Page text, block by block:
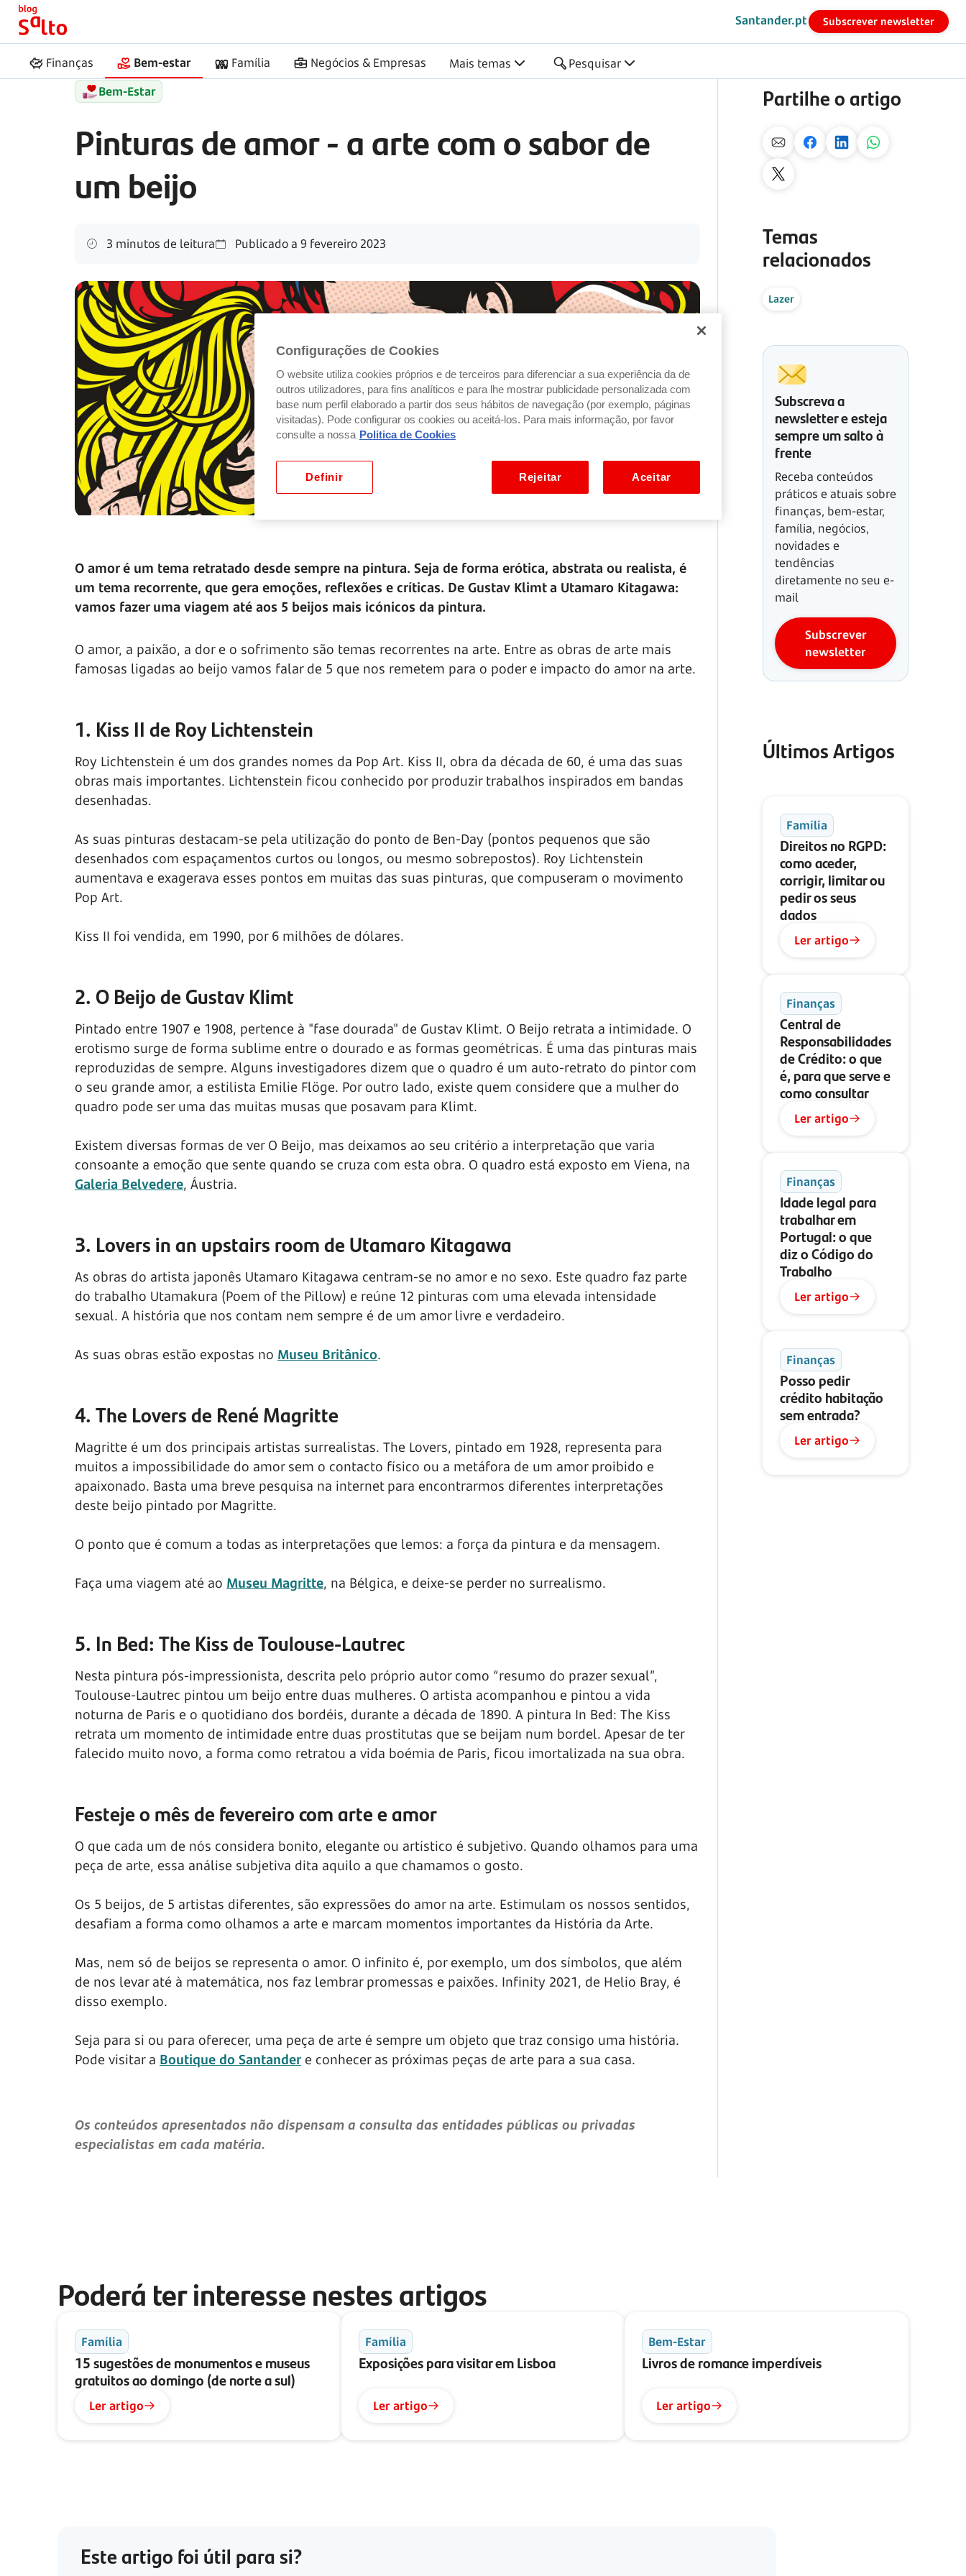
Santander.pt Subscrever newsletter
Finanças Bem-estar Família Negócios & Empresas Mais temas Pesquisar
Início
Bem-Estar
Pinturas de amor - a arte com o sabor de
um beijo
3 minutos de leitura Publicado a 9 fevereiro 2023
O amor é um tema retratado desde sempre na pintura. Seja de forma erótica, abstrata ou realista, é
um tema recorrente, que gera emoções, reflexões e críticas. De Gustav Klimt a Utamaro Kitagawa:
vamos fazer uma viagem até aos 5 beijos mais icónicos da pintura.
O amor, a paixão, a dor e o sofrimento são temas recorrentes na arte. Entre as obras de arte mais
famosas ligadas ao beijo vamos falar de 5 que nos remetem para o poder e impacto do amor na arte.
1. Kiss II de Roy Lichtenstein
Roy Lichtenstein é um dos grandes nomes da Pop Art. Kiss II, obra da década de 60, é uma das suas
obras mais importantes. Lichtenstein ficou conhecido por produzir trabalhos inspirados em bandas
desenhadas.
As suas pinturas destacam-se pela utilização do ponto de Ben-Day (pontos pequenos que são
desenhados com espaçamentos curtos ou longos, ou mesmo sobrepostos). Roy Lichtenstein
aumentava e exagerava esses pontos em muitas das suas pinturas, que compuseram o movimento
Pop Art.
Kiss II foi vendida, em 1990, por 6 milhões de dólares.
2. O Beijo de Gustav Klimt
Pintado entre 1907 e 1908, pertence à "fase dourada" de Gustav Klimt. O Beijo retrata a intimidade. O
erotismo surge de forma sublime entre o dourado e as formas geométricas. É uma das pinturas mais
reproduzidas de sempre. Alguns investigadores dizem que o quadro é um auto-retrato do pintor com
o seu grande amor, a estilista Emilie Flöge. Por outro lado, existe quem considere que a mulher do
quadro pode ser uma das muitas musas que posavam para Klimt.
Existem diversas formas de ver O Beijo, mas deixamos ao seu critério a interpretação que varia
consoante a emoção que sente quando se cruza com esta obra. O quadro está exposto em Viena, na
Galeria Belvedere, Áustria.
3. Lovers in an upstairs room de Utamaro Kitagawa
As obras do artista japonês Utamaro Kitagawa centram-se no amor e no sexo. Este quadro faz parte
do trabalho Utamakura (Poem of the Pillow) e reúne 12 pinturas com uma elevada intensidade
sexual. A história que nos contam nem sempre é de um amor livre e verdadeiro.
As suas obras estão expostas no Museu Britânico.
4. The Lovers de René Magritte
Magritte é um dos principais artistas surrealistas. The Lovers, pintado em 1928, representa para
muitos a impossibilidade do amor sem o contacto físico ou a metáfora de um amor proibido e
apaixonado. Basta uma breve pesquisa na internet para encontrarmos diferentes interpretações
deste beijo pintado por Magritte.
O ponto que é comum a todas as interpretações que lemos: a força da pintura e da mensagem.
Faça uma viagem até ao Museu Magritte, na Bélgica, e deixe-se perder no surrealismo.
5. In Bed: The Kiss de Toulouse-Lautrec
Nesta pintura pós-impressionista, descrita pelo próprio autor como “resumo do prazer sexual”,
Toulouse-Lautrec pintou um beijo entre duas mulheres. O artista acompanhou e pintou a vida
noturna de Paris e o quotidiano dos bordéis, durante a década de 1890. A pintura In Bed: The Kiss
retrata um momento de intimidade entre duas prostitutas que se beijam num bordel. Apesar de ter
falecido muito novo, a forma como retratou a vida boémia de Paris, ficou imortalizada na sua obra.
Festeje o mês de fevereiro com arte e amor
O que cada um de nós considera bonito, elegante ou artístico é subjetivo. Quando olhamos para uma
peça de arte, essa análise subjetiva dita aquilo a que chamamos o gosto.
Os 5 beijos, de 5 artistas diferentes, são expressões do amor na arte. Estimulam os nossos sentidos,
desafiam a forma como olhamos a arte e marcam momentos importantes da História da Arte.
Mas, nem só de beijos se representa o amor. O infinito é, por exemplo, um dos símbolos, que além
de nos levar até à matemática, nos faz lembrar promessas e paixões. Infinity 2021, de Helio Bray, é
disso exemplo.
Seja para si ou para oferecer, uma peça de arte é sempre um objeto que traz consigo uma história.
Pode visitar a Boutique do Santander e conhecer as próximas peças de arte para a sua casa.
Os conteúdos apresentados não dispensam a consulta das entidades públicas ou privadas
especialistas em cada matéria.
Partilhe o artigo
Temas
relacionados
Lazer
Subscreva a
newsletter e esteja
sempre um salto à
frente
Receba conteúdos
práticos e atuais sobre
finanças, bem-estar,
família, negócios,
novidades e
tendências
diretamente no seu e-
mail
Subscrever
newsletter
Últimos Artigos
Família
Direitos no RGPD:
como aceder,
corrigir, limitar ou
pedir os seus
dados
Ler artigo
Finanças
Central de
Responsabilidades
de Crédito: o que
é, para que serve e
como consultar
Ler artigo
Finanças
Idade legal para
trabalhar em
Portugal: o que
diz o Código do
Trabalho
Ler artigo
Finanças
Posso pedir
crédito habitação
sem entrada?
Ler artigo
Poderá ter interesse nestes artigos
Família
15 sugestões de monumentos e museus
gratuitos ao domingo (de norte a sul)
Ler artigo
Família
Exposições para visitar em Lisboa
Ler artigo
Bem-Estar
Livros de romance imperdíveis
Ler artigo
Este artigo foi útil para si?
Configurações de Cookies
O website utiliza cookies próprios e de terceiros para diferenciar a sua experiência da de
outros utilizadores, para fins analíticos e para lhe mostrar publicidade personalizada com
base num perfil elaborado a partir dos seus hábitos de navegação (por exemplo, páginas
visitadas). Pode configurar os cookies ou aceitá-los. Para mais informação, por favor
consulte a nossa Politica de Cookies
Definir Rejeitar Aceitar